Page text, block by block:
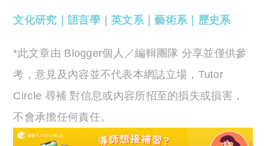
文化研究 語言學｜英文系｜藝術系｜ 歷史系
*此文章由 Blogger個人／編輯團隊 分享並僅供參
考，意見及內容並不代表本網誌立場，Tutor
Circle 尋補 對信息或內容所招至的損失或損害，
不會承擔任何責任。